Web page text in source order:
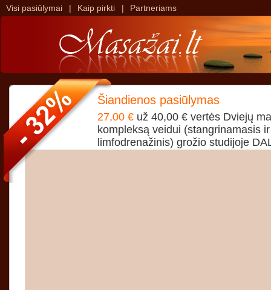
Visi pasiūlymai | Kaip pirkti | Partneriams
Šiandienos pasiūlymas
27,00 € už 40,00 € vertės Dviejų
kompleksą veidui (stangrinamasis ir
limfodrenažinis) grožio studijoje